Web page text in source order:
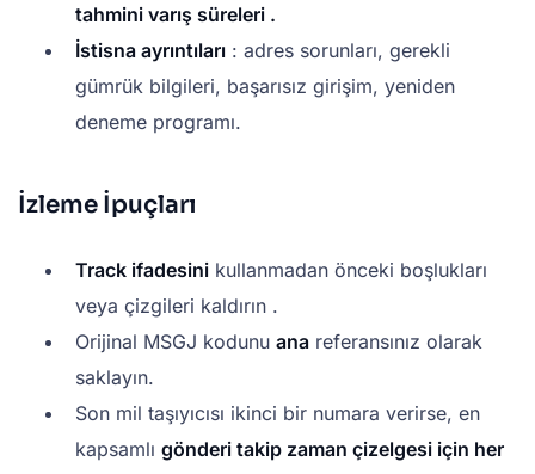
tahmini varış süreleri .
İstisna ayrıntıları : adres sorunları, gerekli
gümrük bilgileri, başarısız girişim, yeniden
deneme programı.
İzleme İpuçları
Track ifadesini kullanmadan önceki boşlukları
veya çizgileri kaldırın .
Orijinal MSGJ kodunu ana referansınız olarak
saklayın.
Son mil taşıyıcısı ikinci bir numara verirse, en
kapsamlı gönderi takip zaman çizelgesi için her